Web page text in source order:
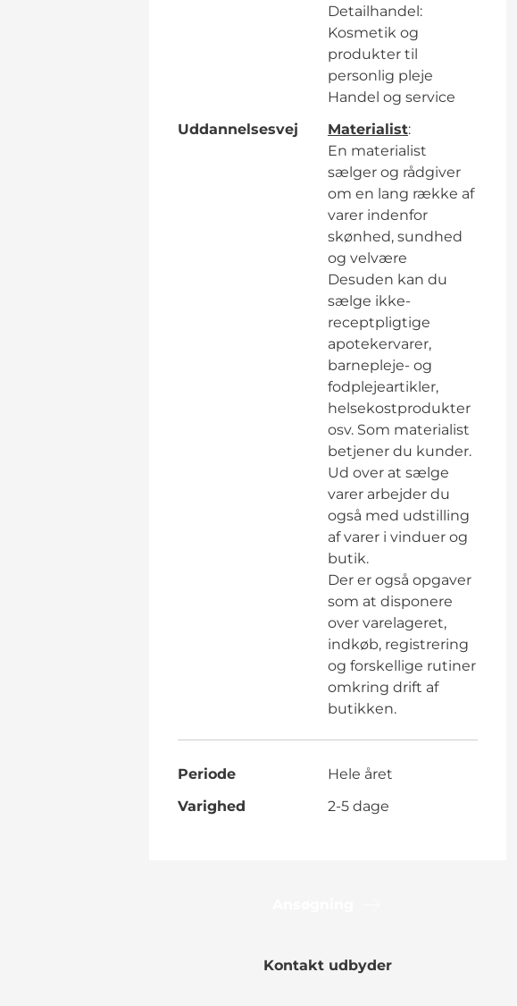
Detailhandel:
Kosmetik og
produkter til
personlig pleje
Handel og service
Uddannelsesvej
Materialist:
En materialist
sælger og rådgiver
om en lang række af
varer indenfor
skønhed, sundhed
og velvære
Desuden kan du
sælge ikke-
receptpligtige
apotekervarer,
barnepleje- og
fodplejeartikler,
helsekostprodukter
osv. Som materialist
betjener du kunder.
Ud over at sælge
varer arbejder du
også med udstilling
af varer i vinduer og
butik.
Der er også opgaver
som at disponere
over varelageret,
indkøb, registrering
og forskellige rutiner
omkring drift af
butikken.
Periode
Hele året
Varighed
2-5 dage
Kontakt udbyder